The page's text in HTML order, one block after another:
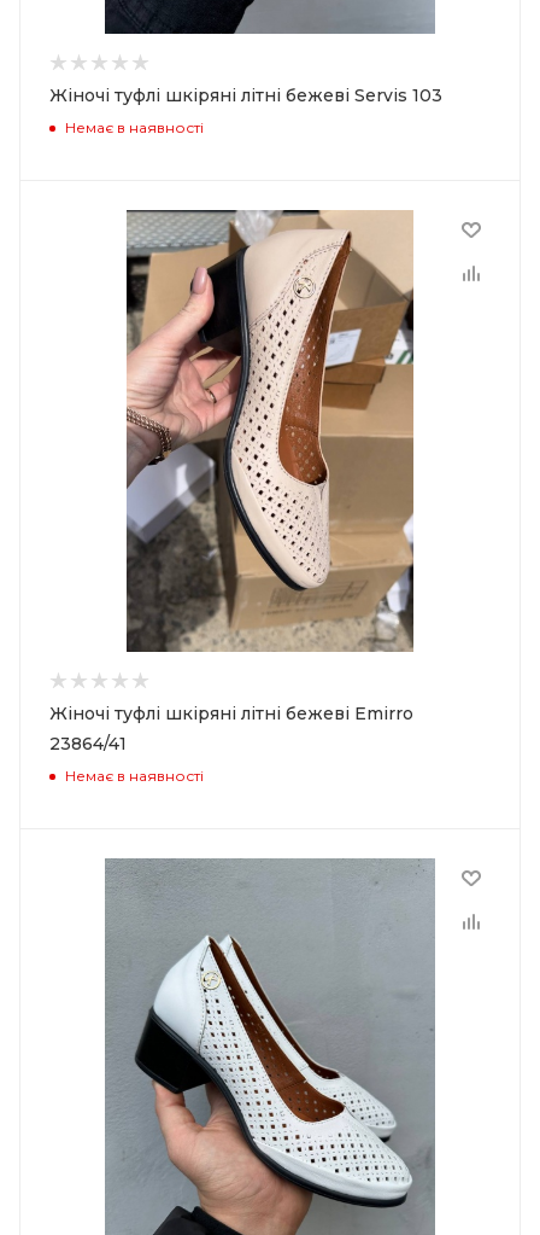
Жіночі туфлі шкіряні літні бежеві Servis 103
Немає в наявності
Жіночі туфлі шкіряні літні бежеві Emirro
23864/41
Немає в наявності